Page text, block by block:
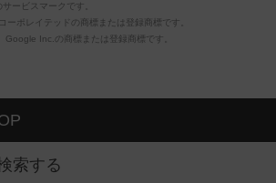
ービスマークです。
ーポレイテッドの商標または登録商標です。
Inc.の商標または登録商標です。
索する